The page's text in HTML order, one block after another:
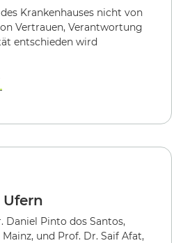
Krankenhauses nicht von
Vertrauen, Verantwortung
entschieden wird
Pinto dos Santos,
und Prof. Dr. Saif Afat,